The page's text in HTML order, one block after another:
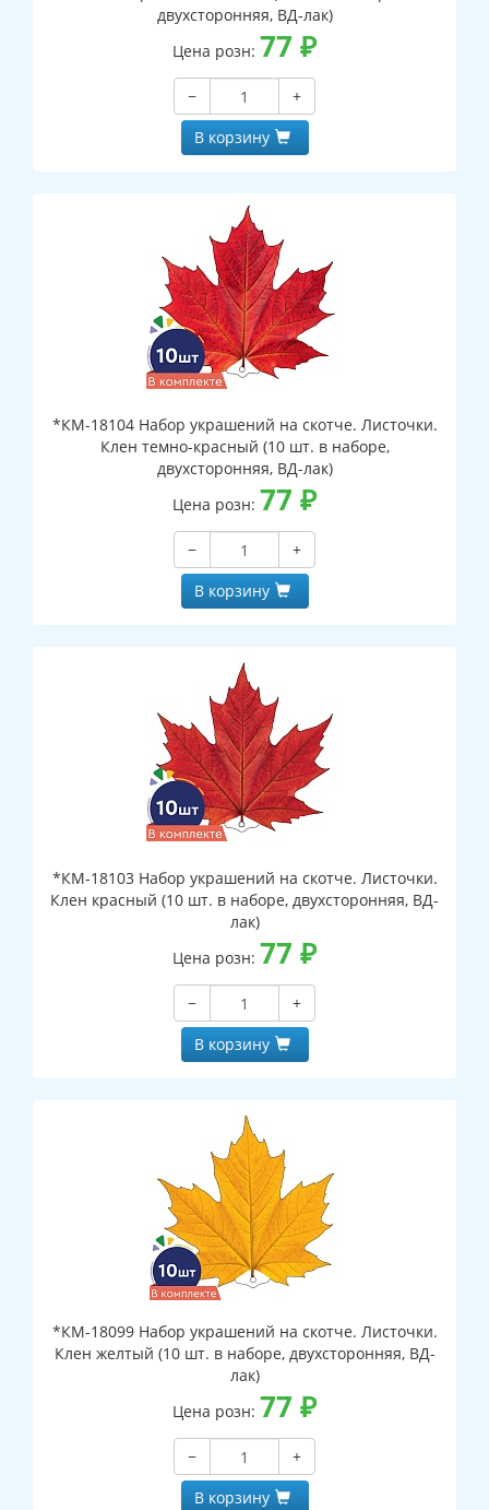
двухсторонняя, ВД-лак)
Цена розн: 77 ₽
−
+
В корзину
*КМ-18104 Набор украшений на скотче. Листочки.
Клен темно-красный (10 шт. в наборе,
двухсторонняя, ВД-лак)
Цена розн: 77 ₽
−
+
В корзину
*КМ-18103 Набор украшений на скотче. Листочки.
Клен красный (10 шт. в наборе, двухсторонняя, ВД-
лак)
Цена розн: 77 ₽
−
+
В корзину
*КМ-18099 Набор украшений на скотче. Листочки.
Клен желтый (10 шт. в наборе, двухсторонняя, ВД-
лак)
Цена розн: 77 ₽
−
+
В корзину